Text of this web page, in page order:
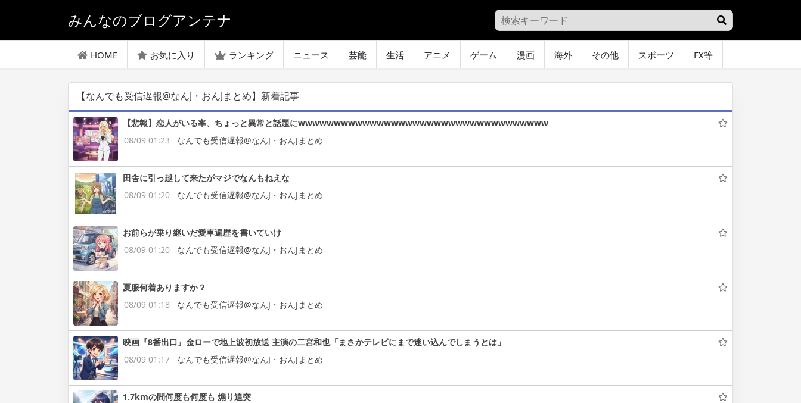
みんなのブログアンテナ
HOME お気に入り ランキング ニュース 芸能 生活 アニメ ゲーム 漫画 海外 その他 スポーツ FX等
【なんでも受信遅報@なんJ・おんJまとめ】新着記事
【悲報】恋人がいる率、ちょっと異常と話題にwwwwwwwwwwwwwwwwwwwwwwwwwwwwwwwwwww
08/09 01:23
なんでも受信遅報@なんJ・おんJまとめ
田舎に引っ越して来たがマジでなんもねえな
08/09 01:20
なんでも受信遅報@なんJ・おんJまとめ
お前らが乗り継いだ愛車遍歴を書いていけ
08/09 01:20
なんでも受信遅報@なんJ・おんJまとめ
夏服何着ありますか？
08/09 01:18
なんでも受信遅報@なんJ・おんJまとめ
映画『8番出口』金ローで地上波初放送 主演の二宮和也「まさかテレビにまで迷い込んでしまうとは」
08/09 01:17
なんでも受信遅報@なんJ・おんJまとめ
1.7kmの間何度も何度も 煽り追突